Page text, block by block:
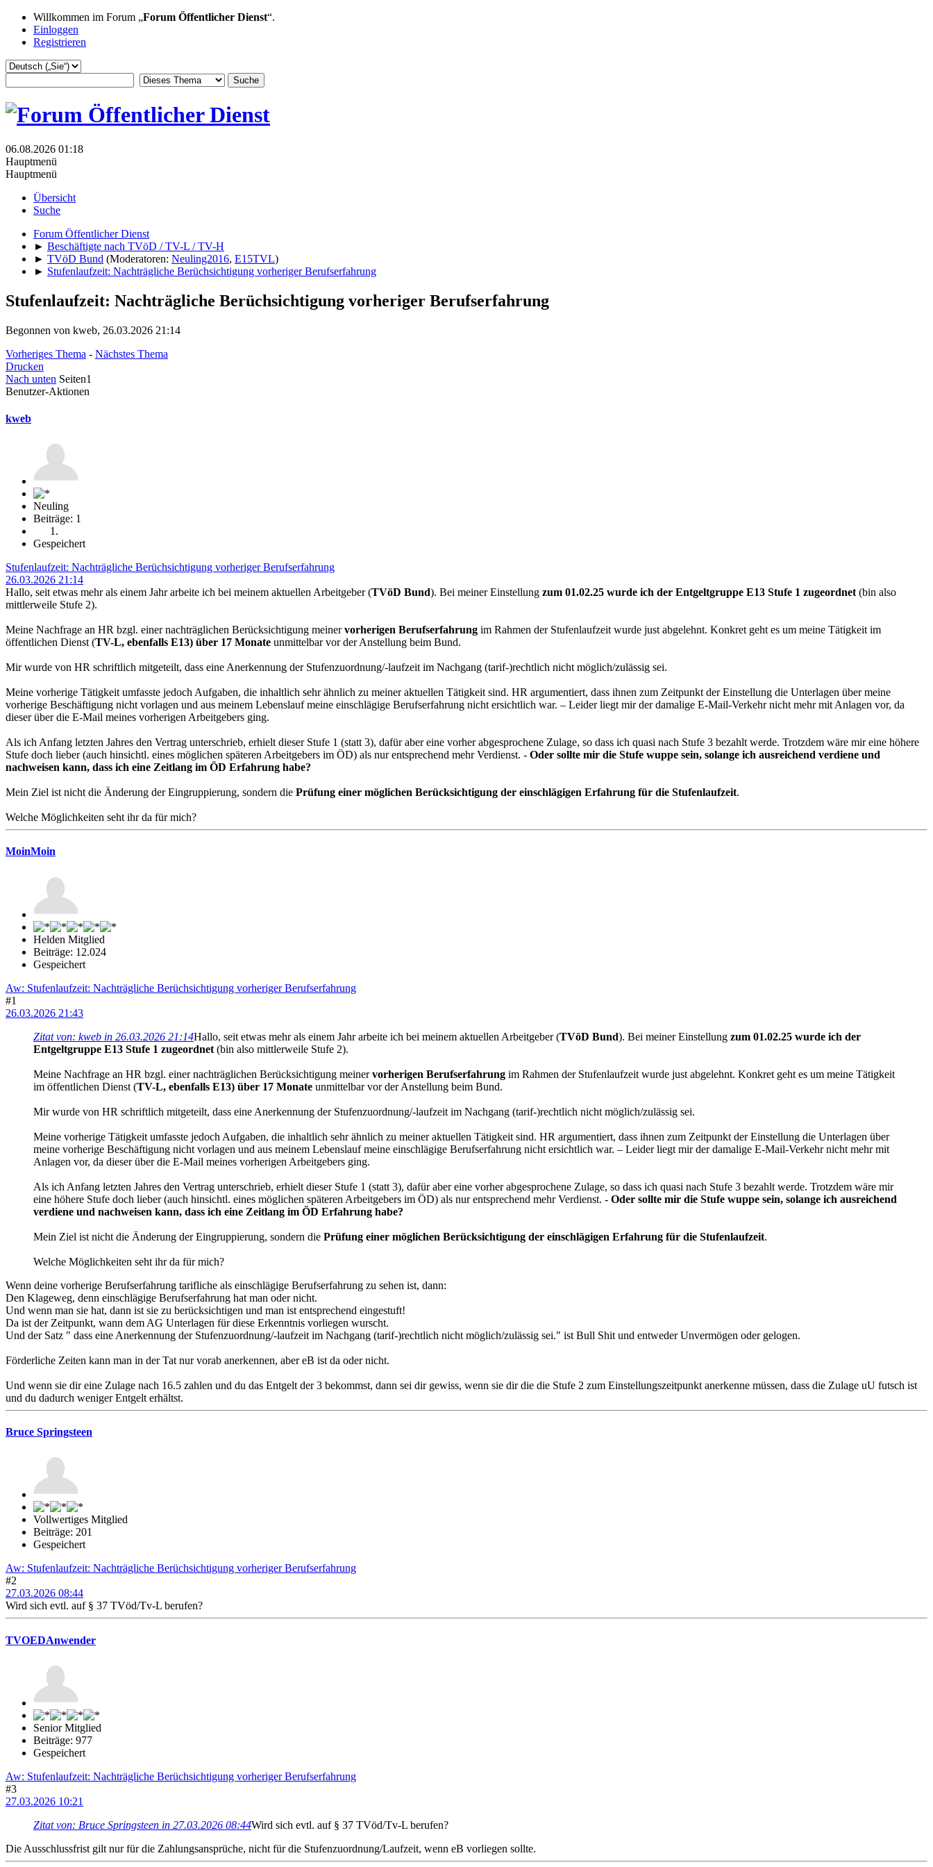
Willkommen im Forum „Forum Öffentlicher Dienst“.
Einloggen
Registrieren
06.08.2026 01:18
Hauptmenü
Hauptmenü
Übersicht
Suche
Forum Öffentlicher Dienst
► Beschäftigte nach TVöD / TV-L / TV-H
► TVöD Bund (Moderatoren: Neuling2016, E15TVL)
► Stufenlaufzeit: Nachträgliche Berüchsichtigung vorheriger Berufserfahrung
Stufenlaufzeit: Nachträgliche Berüchsichtigung vorheriger Berufserfahrung
Begonnen von kweb, 26.03.2026 21:14
Vorheriges Thema - Nächstes Thema
Drucken
Nach unten Seiten1
Benutzer-Aktionen
kweb
Neuling
Beiträge: 1
Gespeichert
Stufenlaufzeit: Nachträgliche Berüchsichtigung vorheriger Berufserfahrung
26.03.2026 21:14
Hallo, seit etwas mehr als einem Jahr arbeite ich bei meinem aktuellen Arbeitgeber (TVöD Bund). Bei meiner Einstellung zum 01.02.25 wurde ich der Entgeltgruppe E13 Stufe 1 zugeordnet (bin also
mittlerweile Stufe 2).
Meine Nachfrage an HR bzgl. einer nachträglichen Berücksichtigung meinervorherigen Berufserfahrung im Rahmen der Stufenlaufzeit wurde just abgelehnt. Konkret geht es um meine Tätigkeit im
öffentlichen Dienst (TV-L, ebenfalls E13) über 17 Monate unmittelbar vor der Anstellung beim Bund.
Mir wurde von HR schriftlich mitgeteilt, dass eine Anerkennung der Stufenzuordnung/-laufzeit im Nachgang (tarif-)rechtlich nicht möglich/zulässig sei.
Meine vorherige Tätigkeit umfasste jedoch Aufgaben, die inhaltlich sehr ähnlich zu meiner aktuellen Tätigkeit sind. HR argumentiert, dass ihnen zum Zeitpunkt der Einstellung die Unterlagen über meine
vorherige Beschäftigung nicht vorlagen und aus meinem Lebenslauf meine einschlägige Berufserfahrung nicht ersichtlich war. – Leider liegt mir der damalige E-Mail-Verkehr nicht mehr mit Anlagen vor, da
dieser über die E-Mail meines vorherigen Arbeitgebers ging.
Als ich Anfang letzten Jahres den Vertrag unterschrieb, erhielt dieser Stufe 1 (statt 3), dafür aber eine vorher abgesprochene Zulage, so dass ich quasi nach Stufe 3 bezahlt werde. Trotzdem wäre mir eine höhere
Stufe doch lieber (auch hinsichtl. eines möglichen späteren Arbeitgebers im ÖD) als nur entsprechend mehr Verdienst. - Oder sollte mir die Stufe wuppe sein, solange ich ausreichend verdiene und
nachweisen kann, dass ich eine Zeitlang im ÖD Erfahrung habe?
Mein Ziel ist nicht die Änderung der Eingruppierung, sondern die Prüfung einer möglichen Berücksichtigung der einschlägigen Erfahrung für die Stufenlaufzeit.
Welche Möglichkeiten seht ihr da für mich?
MoinMoin
Helden Mitglied
Beiträge: 12.024
Gespeichert
Aw: Stufenlaufzeit: Nachträgliche Berüchsichtigung vorheriger Berufserfahrung
#1
26.03.2026 21:43
Zitat von: kweb in 26.03.2026 21:14Hallo, seit etwas mehr als einem Jahr arbeite ich bei meinem aktuellen Arbeitgeber (TVöD Bund). Bei meiner Einstellung zum 01.02.25 wurde ich der
Entgeltgruppe E13 Stufe 1 zugeordnet (bin also mittlerweile Stufe 2).
Meine Nachfrage an HR bzgl. einer nachträglichen Berücksichtigung meinervorherigen Berufserfahrung im Rahmen der Stufenlaufzeit wurde just abgelehnt. Konkret geht es um meine Tätigkeit
im öffentlichen Dienst (TV-L, ebenfalls E13) über 17 Monate unmittelbar vor der Anstellung beim Bund.
Mir wurde von HR schriftlich mitgeteilt, dass eine Anerkennung der Stufenzuordnung/-laufzeit im Nachgang (tarif-)rechtlich nicht möglich/zulässig sei.
Meine vorherige Tätigkeit umfasste jedoch Aufgaben, die inhaltlich sehr ähnlich zu meiner aktuellen Tätigkeit sind. HR argumentiert, dass ihnen zum Zeitpunkt der Einstellung die Unterlagen über
meine vorherige Beschäftigung nicht vorlagen und aus meinem Lebenslauf meine einschlägige Berufserfahrung nicht ersichtlich war. – Leider liegt mir der damalige E-Mail-Verkehr nicht mehr mit
Anlagen vor, da dieser über die E-Mail meines vorherigen Arbeitgebers ging.
Als ich Anfang letzten Jahres den Vertrag unterschrieb, erhielt dieser Stufe 1 (statt 3), dafür aber eine vorher abgesprochene Zulage, so dass ich quasi nach Stufe 3 bezahlt werde. Trotzdem wäre mir
eine höhere Stufe doch lieber (auch hinsichtl. eines möglichen späteren Arbeitgebers im ÖD) als nur entsprechend mehr Verdienst. - Oder sollte mir die Stufe wuppe sein, solange ich ausreichend
verdiene und nachweisen kann, dass ich eine Zeitlang im ÖD Erfahrung habe?
Mein Ziel ist nicht die Änderung der Eingruppierung, sondern die Prüfung einer möglichen Berücksichtigung der einschlägigen Erfahrung für die Stufenlaufzeit.
Welche Möglichkeiten seht ihr da für mich?
Wenn deine vorherige Berufserfahrung tarifliche als einschlägige Berufserfahrung zu sehen ist, dann:
Den Klageweg, denn einschlägige Berufserfahrung hat man oder nicht.
Und wenn man sie hat, dann ist sie zu berücksichtigen und man ist entsprechend eingestuft!
Da ist der Zeitpunkt, wann dem AG Unterlagen für diese Erkenntnis vorliegen wurscht.
Und der Satz " dass eine Anerkennung der Stufenzuordnung/-laufzeit im Nachgang (tarif-)rechtlich nicht möglich/zulässig sei." ist Bull Shit und entweder Unvermögen oder gelogen.
Förderliche Zeiten kann man in der Tat nur vorab anerkennen, aber eB ist da oder nicht.
Und wenn sie dir eine Zulage nach 16.5 zahlen und du das Entgelt der 3 bekommst, dann sei dir gewiss, wenn sie dir die die Stufe 2 zum Einstellungszeitpunkt anerkenne müssen, dass die Zulage uU futsch ist
und du dadurch weniger Entgelt erhältst.
Bruce Springsteen
Vollwertiges Mitglied
Beiträge: 201
Gespeichert
Aw: Stufenlaufzeit: Nachträgliche Berüchsichtigung vorheriger Berufserfahrung
#2
27.03.2026 08:44
Wird sich evtl. auf § 37 TVöd/Tv-L berufen?
TVOEDAnwender
Senior Mitglied
Beiträge: 977
Gespeichert
Aw: Stufenlaufzeit: Nachträgliche Berüchsichtigung vorheriger Berufserfahrung
#3
27.03.2026 10:21
Zitat von: Bruce Springsteen in 27.03.2026 08:44Wird sich evtl. auf § 37 TVöd/Tv-L berufen?
Die Ausschlussfrist gilt nur für die Zahlungsansprüche, nicht für die Stufenzuordnung/Laufzeit, wenn eB vorliegen sollte.